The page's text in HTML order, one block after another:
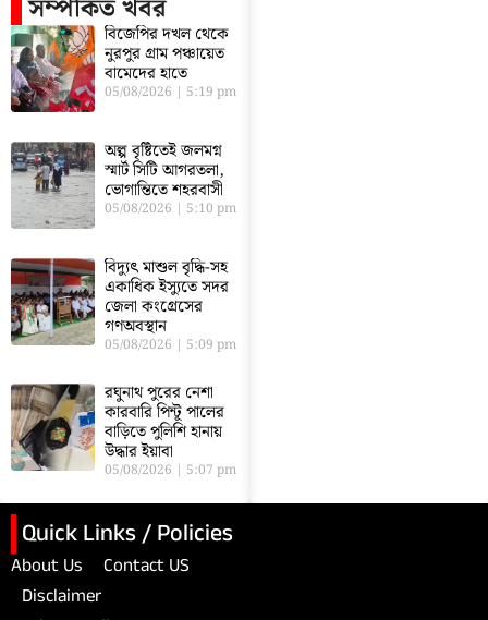
সম্পর্কিত খবর
বিজেপির দখল থেকে
নুরপুর গ্রাম পঞ্চায়েত
বামেদের হাতে
05/08/2026 5:19 pm
অল্প বৃষ্টিতেই জলমগ্ন
স্মার্ট সিটি আগরতলা,
ভোগান্তিতে শহরবাসী
05/08/2026 5:10 pm
বিদ্যুৎ মাশুল বৃদ্ধি-সহ
একাধিক ইস্যুতে সদর
জেলা কংগ্রেসের
গণঅবস্থান
05/08/2026 5:09 pm
রঘুনাথ পুরের নেশা
কারবারি পিন্টূ পালের
বাড়িতে পুলিশি হানায়
উদ্ধার ইয়াবা
05/08/2026 5:07 pm
Quick Links / Policies
About Us
Contact US
Disclaimer